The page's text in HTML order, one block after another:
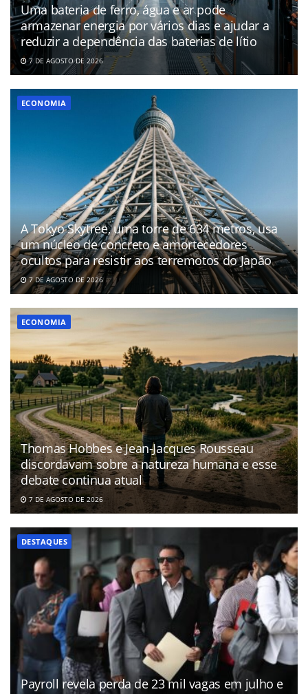
Uma bateria de ferro, água e ar pode
armazenar energia por vários dias e ajudar a
reduzir a dependência das baterias de lítio
7 DE AGOSTO DE 2026
ECONOMIA
A Tokyo Skytree, uma torre de 634 metros, usa
um núcleo de concreto e amortecedores
ocultos para resistir aos terremotos do Japão
7 DE AGOSTO DE 2026
ECONOMIA
Thomas Hobbes e Jean-Jacques Rousseau
discordavam sobre a natureza humana e esse
debate continua atual
7 DE AGOSTO DE 2026
DESTAQUES
Payroll revela perda de 23 mil vagas em julho e